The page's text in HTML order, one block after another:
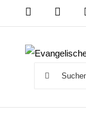
Inhalt
springen
DSB
Suche